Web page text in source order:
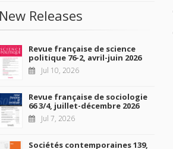
New Releases
Revue française de science
politique 76-2, avril-juin 2026
Jul 10, 2026
Revue française de sociologie
66 3/4, juillet-décembre 2026
Jul 7, 2026
Sociétés contemporaines 139,